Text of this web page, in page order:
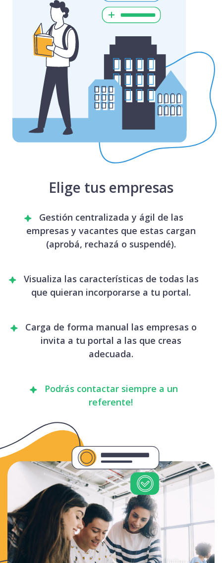
Elige tus empresas
Gestión centralizada y ágil de las
empresas y vacantes que estas cargan
(aprobá, rechazá o suspendé).
Visualiza las características de todas las
que quieran incorporarse a tu portal.
Carga de forma manual las empresas o
invita a tu portal a las que creas
adecuada.
Podrás contactar siempre a un
referente!